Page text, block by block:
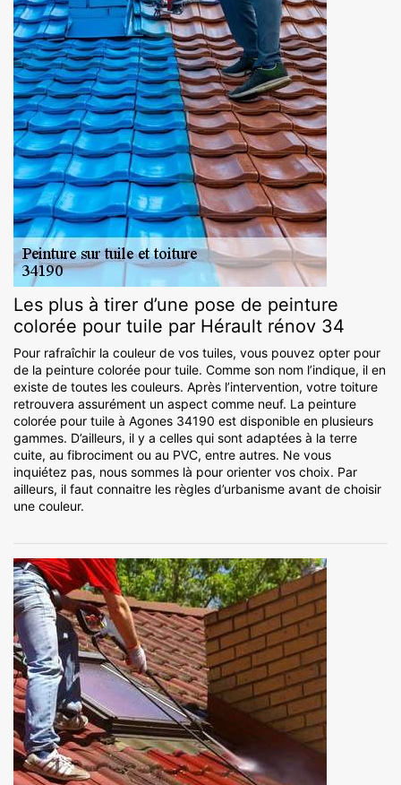
Les plus à tirer d’une pose de peinture
colorée pour tuile par Hérault rénov 34
Pour rafraîchir la couleur de vos tuiles, vous pouvez opter pour
de la peinture colorée pour tuile. Comme son nom l’indique, il en
existe de toutes les couleurs. Après l’intervention, votre toiture
retrouvera assurément un aspect comme neuf. La peinture
colorée pour tuile à Agones 34190 est disponible en plusieurs
gammes. D’ailleurs, il y a celles qui sont adaptées à la terre
cuite, au fibrociment ou au PVC, entre autres. Ne vous
inquiétez pas, nous sommes là pour orienter vos choix. Par
ailleurs, il faut connaitre les règles d’urbanisme avant de choisir
une couleur.